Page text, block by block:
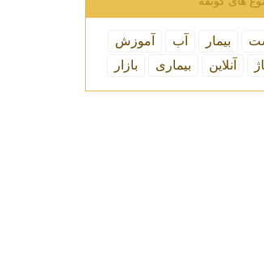
بیمار آب
آموزش
آنلاین بیماری بازار